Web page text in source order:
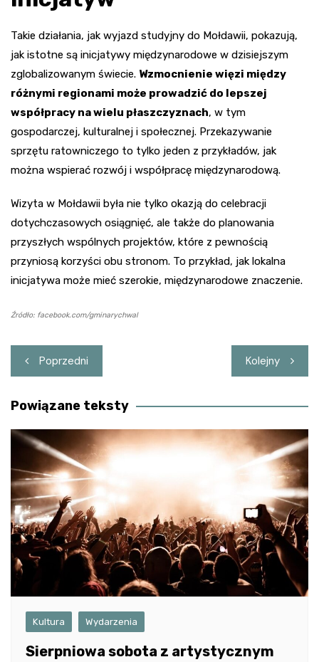
Takie działania, jak wyjazd studyjny do Mołdawii, pokazują,
jak istotne są inicjatywy międzynarodowe w dzisiejszym
zglobalizowanym świecie. Wzmocnienie więzi między
różnymi regionami może prowadzić do lepszej
współpracy na wielu płaszczyznach, w tym
gospodarczej, kulturalnej i społecznej. Przekazywanie
sprzętu ratowniczego to tylko jeden z przykładów, jak
można wspierać rozwój i współpracę międzynarodową.
Wizyta w Mołdawii była nie tylko okazją do celebracji
dotychczasowych osiągnięć, ale także do planowania
przyszłych wspólnych projektów, które z pewnością
przyniosą korzyści obu stronom. To przykład, jak lokalna
inicjatywa może mieć szerokie, międzynarodowe znaczenie.
Źródło: facebook.com/gminarychwal
Nawigacja
wpisu
Poprzedni Kolejny
Powiązane teksty
Kultura Wydarzenia
Sierpniowa sobota z artystycznym